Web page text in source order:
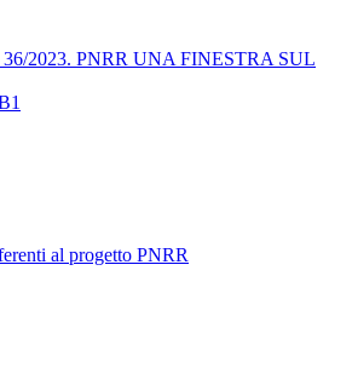
36/2023. PNRR UNA FINESTRA SUL
al progetto PNRR